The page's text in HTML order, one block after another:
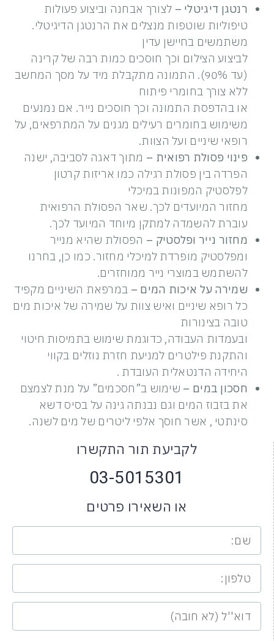
רנטגן דיגיטלי – לצורך אבחנה וביצוע פעולות
טיפוליות שוטפות מנצלים את הרנטגן הדיגיטלי.
משתמשים בחיישן עדין
לביצוע הצילום וכך חוסכים כמות רבה של קרינה
(עד 90%). התמונה מתקבלת מיד על מסך המחשב
ללא צורך בחומרי פיתוח
או בהדפסת התמונה וכך חוסכים נייר. אם נמנעים
משימוש בחומרים רעילים מגנים על המתרפאים, על
רופאי שיניים ועל הצוות.
פינוי פסולת רפואית – מתוך דאגה לסביבה, ישנה
הפרדה בין פסולת רגילה כמו אריזות קרטון
לפלסטיק המפונות במיכלי
מחזור המיועדים לכך. שאר הפסולת הרפואית
עוברת להשמדה למתקן מיוחד המיועד לכך.
מחזור נייר ופלסטיק – הפסולת שהיא מנייר
ומפלסטיק מופרדת למיכלי מחזור. כמו כן, בחרנו
להשתמש במוצרי נייר ממוחזרים.
שמירה על איכות המים – במרפאת השיניים מקפיד
כל רופא שיניים ואיש צוות על שמירה של איכות מים
טובה בצינורות
ובעמדות העבודה, כדוגמת שימוש בתמיסות חיטוי
והתקנת פילטרים למניעת חזרת נוזלים בקווי
היחידה הדנטאלית העובדת .
חסכון במים – שימוש ב”חסכמים” על מנת לצמצם
את בזבוז המים וגם נבנתה גינה על בסיס דשא
סינתטי , אשר חוסך אלפי ליטרים של מים לשנה.
לקביעת תור התקשרו
03-5015301
או השאירו פרטים